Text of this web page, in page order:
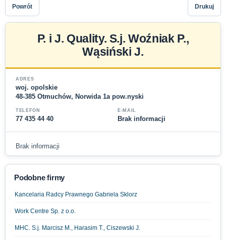
Powrót Drukuj
P. i J. Quality. S.j. Woźniak P.,
Wąsiński J.
ADRES
woj. opolskie
48-385 Otmuchów, Norwida 1a pow.nyski
TELEFON
77 435 44 40
E-MAIL
Brak informacji
Brak informacji
Podobne firmy
Kancelaria Radcy Prawnego Gabriela Sklorz
Work Centre Sp. z o.o.
MHC. S.j. Marcisz M., Harasim T., Ciszewski J.